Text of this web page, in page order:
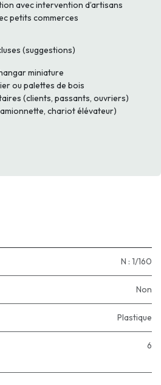
avec intervention d’artisans
petits commerces
(suggestions)
miniature
ou palettes de bois
(clients, passants, ouvriers)
chariot élévateur)
N : 1/160
Non
Plastique
6